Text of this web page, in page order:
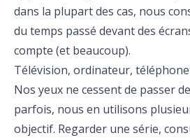
dans la plupart des cas, nous
du temps passé devant des
compte (et beaucoup).
Télévision, ordinateur,
Nos yeux ne cessent de passer
parfois, nous en utilisons
objectif. Regarder une série,